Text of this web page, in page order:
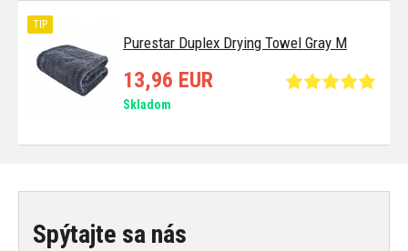
Purestar Duplex Drying Towel Gray M
TIP
13,96 EUR
Skladom
Spýtajte sa nás